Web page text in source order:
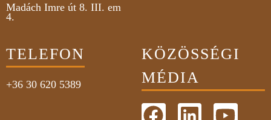
Madách Imre út 8. III. em
4.
TELEFON
+36 30 620 5389
KÖZÖSSÉGI
MÉDIA